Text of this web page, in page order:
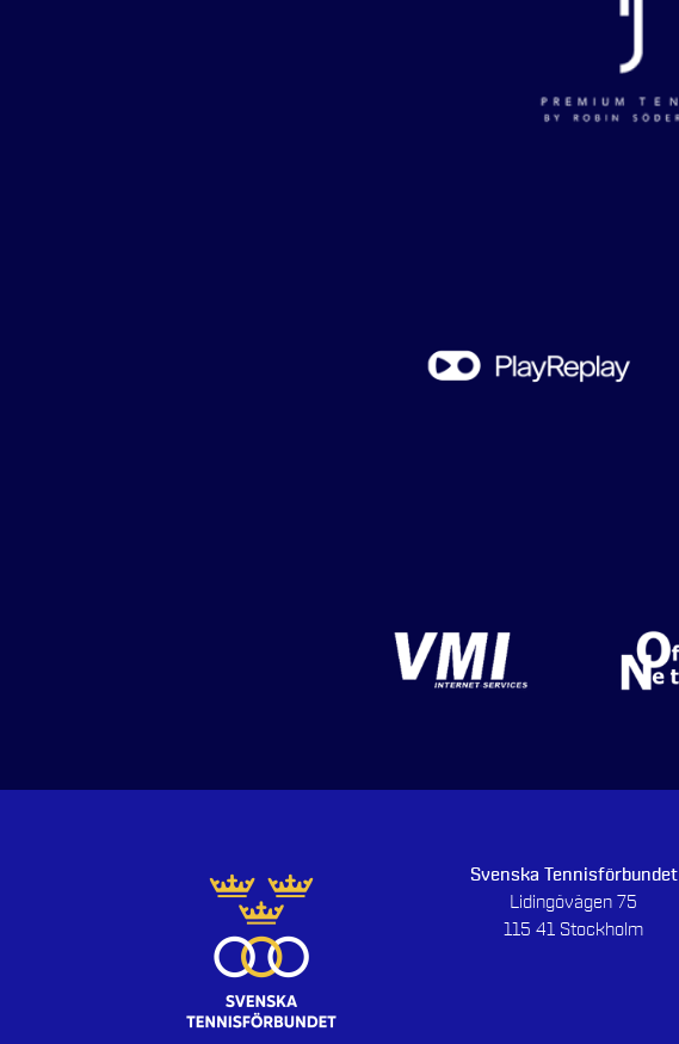
Svenska Tennisförbundet
Lidingövägen 75
115 41 Stockholm